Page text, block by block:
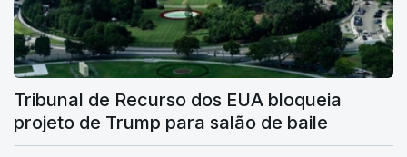
Tribunal de Recurso dos EUA bloqueia
projeto de Trump para salão de baile